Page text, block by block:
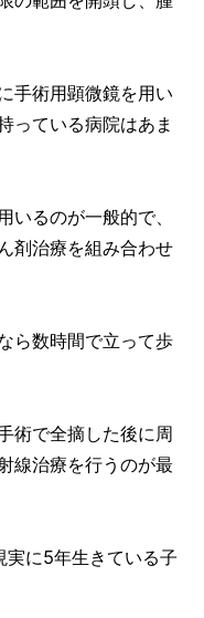
手術用顕微鏡を用い
っている病院はあま
いるのが一般的で、
剤治療を組み合わせ
ら数時間で立って歩
術で全摘した後に周
線治療を行うのが最
実に5年生きている子